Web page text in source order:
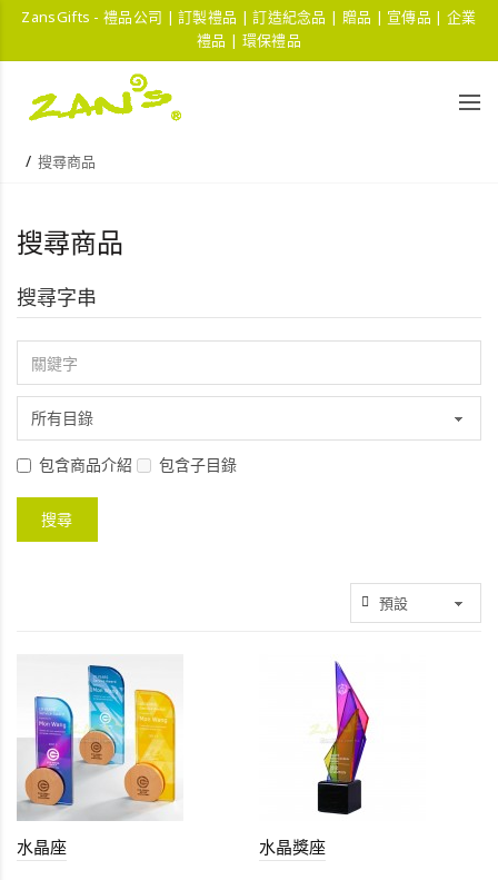
ZansGifts - 禮品公司 | 訂製禮品 | 訂造紀念品 | 贈品 | 宣傳品 | 企業
禮品 | 環保禮品
搜尋商品
搜尋商品
搜尋字串
包含商品介紹 包含子目錄
水晶座 水晶獎座